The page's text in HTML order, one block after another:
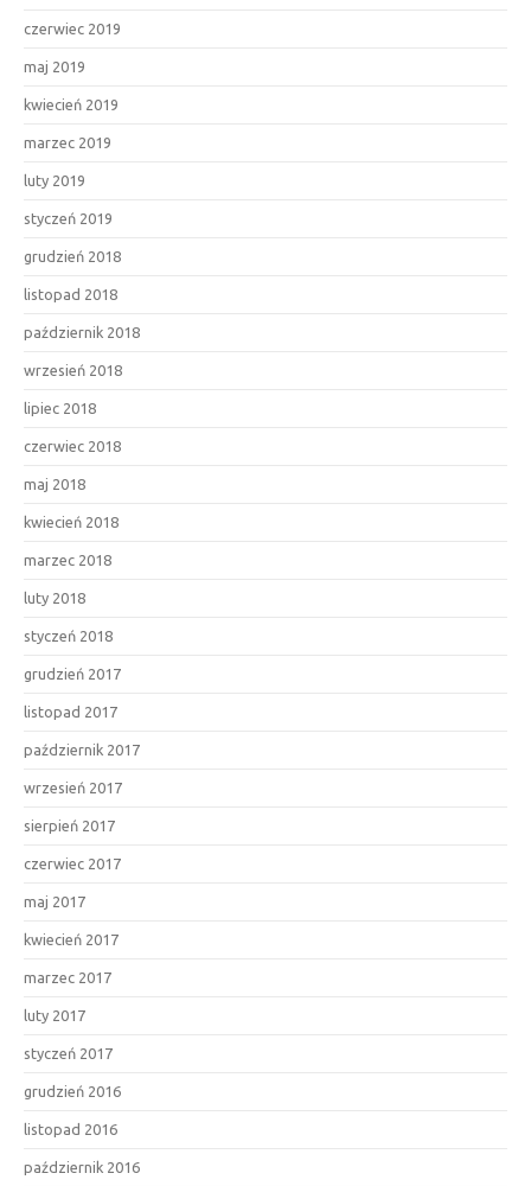
czerwiec 2019
maj 2019
kwiecień 2019
marzec 2019
luty 2019
styczeń 2019
grudzień 2018
listopad 2018
październik 2018
wrzesień 2018
lipiec 2018
czerwiec 2018
maj 2018
kwiecień 2018
marzec 2018
luty 2018
styczeń 2018
grudzień 2017
listopad 2017
październik 2017
wrzesień 2017
sierpień 2017
czerwiec 2017
maj 2017
kwiecień 2017
marzec 2017
luty 2017
styczeń 2017
grudzień 2016
listopad 2016
październik 2016